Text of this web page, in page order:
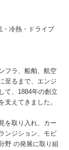
・冷熱・ドライブ
フラ、船舶、航空
至るまで、エンジ
て、1884年の創立
支えてきました。
を取り入れ、カー
ンジション、モビ
野 の発展に取り組